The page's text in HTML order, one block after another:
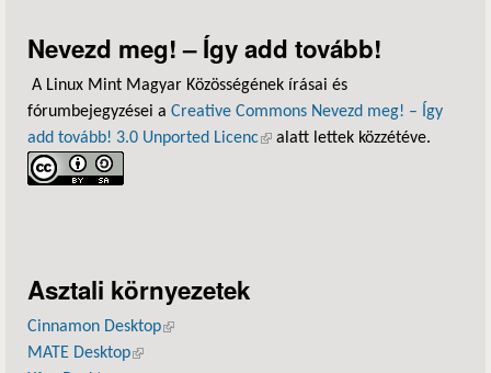
Nevezd meg! – Így add tovább!
A Linux Mint Magyar Közösségének írásai és
fórumbejegyzései a Creative Commons Nevezd meg! – Így
add tovább! 3.0 Unported Licenc(külső hivatkozás)
alatt lettek közzétéve.
Asztali környezetek
Cinnamon Desktop(külső hivatkozás)
MATE Desktop(külső hivatkozás)